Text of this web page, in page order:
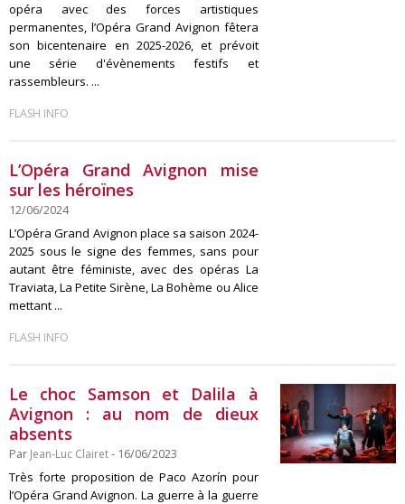
opéra avec des forces artistiques
permanentes, l’Opéra Grand Avignon fêtera
son bicentenaire en 2025-2026, et prévoit
une série d'évènements festifs et
rassembleurs. ...
FLASH INFO
L’Opéra Grand Avignon mise
sur les héroïnes
12/06/2024
L’Opéra Grand Avignon place sa saison 2024-
2025 sous le signe des femmes, sans pour
autant être féministe, avec des opéras La
Traviata, La Petite Sirène, La Bohème ou Alice
mettant ...
FLASH INFO
Le choc Samson et Dalila à
Avignon : au nom de dieux
absents
Par Jean-Luc Clairet- 16/06/2023
Très forte proposition de Paco Azorín pour
l’Opéra Grand Avignon. La guerre à la guerre